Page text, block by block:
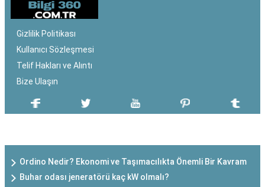
Gizlilik Politikası
Kullanıcı Sözleşmesi
Telif Hakları ve Alıntı
Bize Ulaşın
Ordino Nedir? Ekonomi ve Taşımacılıkta Önemli Bir Kavram
Buhar odası jeneratörü kaç kW olmalı?